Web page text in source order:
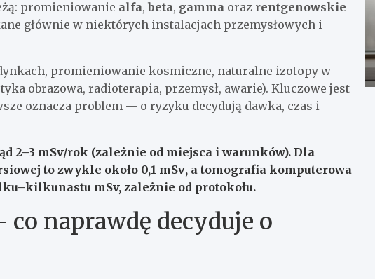
promieniowanie alfa, beta, gamma oraz rentgenowskie
głównie w niektórych instalacjach przemysłowych i
promieniowanie kosmiczne, naturalne izotopy w
obrazowa, radioterapia, przemysł, awarie). Kluczowe jest
oznacza problem — o ryzyku decydują dawka, czas i
2–3 mSv/rok (zależnie od miejsca i warunków). Dla
to zwykle około 0,1 mSv, a tomografia komputerowa
mSv, zależnie od protokołu.
co naprawdę decyduje o